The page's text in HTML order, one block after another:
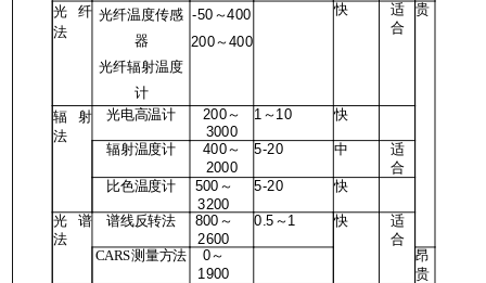
光纤
法
光纤温度传感
器
光纤辐射温度
计
-50 ～400
200～400
快 适
合
贵
辐射
法
光电高温计 200～
3000
1 ～10 快
辐射温度计 400～
2000
5-20 中 适
合
比色温度计 500 ～
3200
5-20 快
光谱
法
谱线反转法 800 ～
2600
0.5 ～1 快 适
合
CARS测量方法 0～
1900
昂
贵